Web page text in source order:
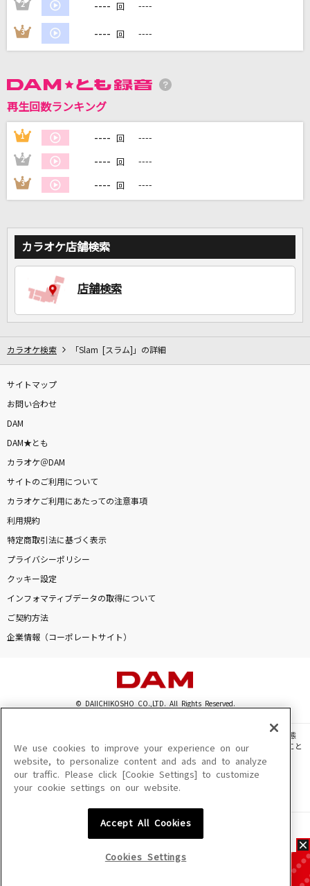
あぶく
ヨルシカ
ポルノグラフィティ
[生音]揺れる想い
ZARD
カラオケをもっと楽しもう！
2 ---- 回 ----
3 ---- 回 ----
再生回数ランキング
1 ---- 回 ----
2 ---- 回 ----
3 ---- 回 ----
カラオケ店舗検索
店舗検索
カラオケ検索 「Slam [スラム]」の詳細
サイトマップ
お問い合わせ
DAM
DAM★とも
カラオケ＠DAM
サイトのご利用について
カラオケご利用にあたっての注意事項
利用規約
特定商取引法に基づく表示
プライバシーポリシー
クッキー設定
インフォマティブデータの取得について
ご契約方法
企業情報（コーポレートサイト）
© DAIICHIKOSHO CO.,LTD. All Rights Reserved.
このサイトに掲載されている一切の文章・画像・写真・動画・音声等を、手段や形態
を問わず、著作権法の定める範囲を超えて無断で複製、転載、ファイル化などすること
を禁じます。
楽曲及びコンテンツは、機種によりご利用いただけない場合があります。
楽曲及びコンテンツの配信日、配信内容が変更になる場合があります。
We use cookies to improve your experience on our
website, to personalize content and ads and to analyze
our traffic. Please click [Cookie Settings] to customize
your cookie settings on our website.
Accept All Cookies
Cookies Settings